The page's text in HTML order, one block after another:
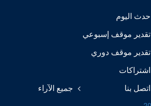
حدث اليوم
تقدير موقف إسبوعي
تقدير موقف دوري
اشتراكات
اتصل بنا
جميع الآراء